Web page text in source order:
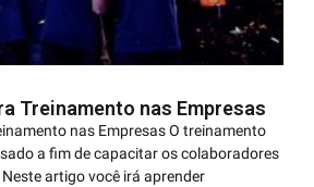
Treinamento nas Empresas
nas Empresas O treinamento
a fim de capacitar os colaboradores
artigo você irá aprender